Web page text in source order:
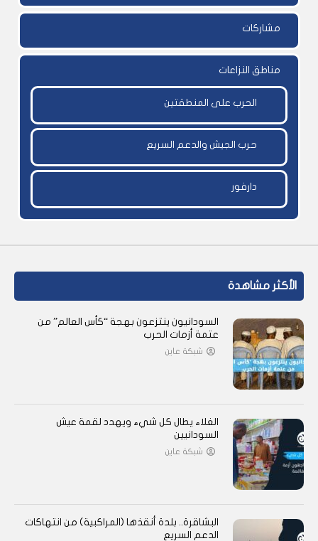
مشاركات
مناطق النزاعات
الحرب على المنطقتين
حرب الجيش والدعم السريع
دارفور
الأكثر مشاهدة
السودانيون ينتزعون بهجة “كأس العالم” من
عتمة أزمات الحرب
شبكة عاين
الغلاء يطال كل شيء ويهدد لقمة عيش
السودانيين
شبكة عاين
البشاقرة.. بلدة أنقذها (المراكبية) من انتهاكات
الدعم السريع